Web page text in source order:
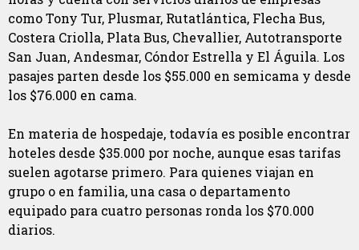
como Tony Tur, Plusmar, Rutatlántica, Flecha Bus,
Costera Criolla, Plata Bus, Chevallier, Autotransporte
San Juan, Andesmar, Cóndor Estrella y El Águila. Los
pasajes parten desde los $55.000 en semicama y desde
los $76.000 en cama.
En materia de hospedaje, todavía es posible encontrar
hoteles desde $35.000 por noche, aunque esas tarifas
suelen agotarse primero. Para quienes viajan en
grupo o en familia, una casa o departamento
equipado para cuatro personas ronda los $70.000
diarios.